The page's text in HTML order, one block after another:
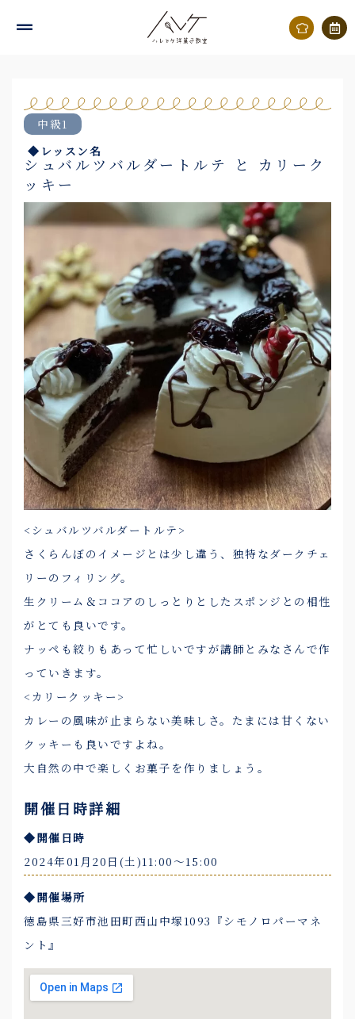
中級1
◆レッスン名
シュバルツバルダートルテ と カリーク
ッキー
<シュバルツバルダートルテ>
さくらんぼのイメージとは少し違う、独特なダークチェ
リーのフィリング。
生クリーム＆ココアのしっとりとしたスポンジとの相性
がとても良いです。
ナッペも絞りもあって忙しいですが講師とみなさんで作
っていきます。
<カリークッキー>
カレーの風味が止まらない美味しさ。たまには甘くない
クッキーも良いですよね。
大自然の中で楽しくお菓子を作りましょう。
開催日時詳細
◆開催日時
2024年01月20日(土)11:00〜15:00
◆開催場所
徳島県三好市池田町西山中塚1093『シモノロパーマネ
ント』